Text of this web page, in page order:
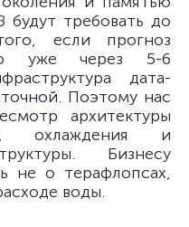
будут требовать до
если прогноз
уже через 5-6
дата-
Поэтому нас
архитектуры
охлаждения и
Бизнесу
не о терафлопсах,
воды.